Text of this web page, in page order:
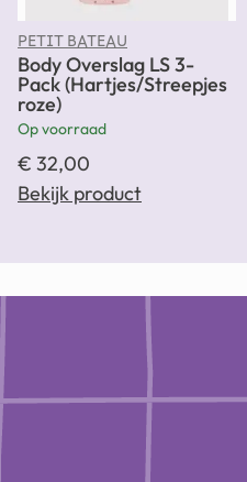
PETIT BATEAU
Body Overslag LS 3-
Pack (Hartjes/Streepjes
roze)
Op voorraad
€ 32,00
Bekijk product